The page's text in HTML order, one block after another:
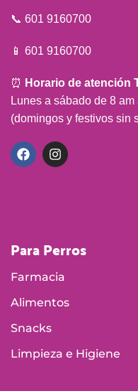
📞 601 9160700
📱 601 9160700
⏰ Horario de atención
Lunes a sábado de 8 am
(domingos y festivos sin
Para Perros
Farmacia
Alimentos
Snacks
Limpieza e Higiene